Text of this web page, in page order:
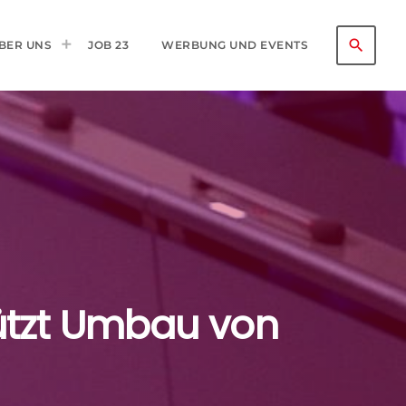
UNS JOB 23 WERBUNG UND EVENTS search
Umbau von